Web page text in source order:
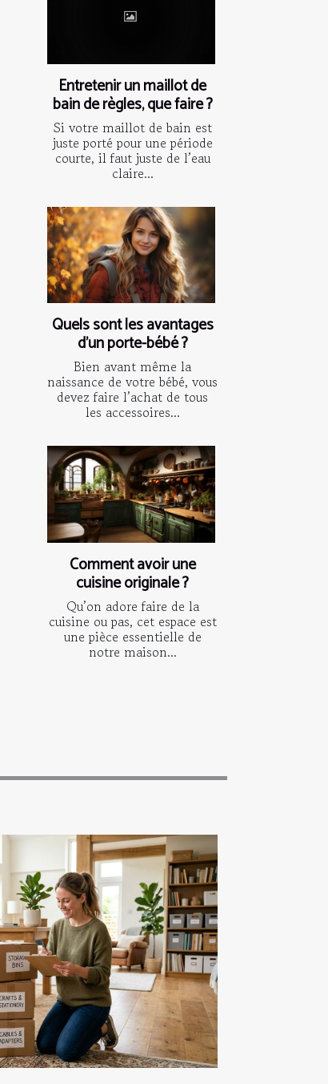
Entretenir un maillot de
bain de règles, que faire ?
Si votre maillot de bain est
juste porté pour une période
courte, il faut juste de l’eau
claire...
Quels sont les avantages
d’un porte-bébé ?
Bien avant même la
naissance de votre bébé, vous
devez faire l’achat de tous
les accessoires...
Comment avoir une
cuisine originale ?
Qu’on adore faire de la
cuisine ou pas, cet espace est
une pièce essentielle de
notre maison...